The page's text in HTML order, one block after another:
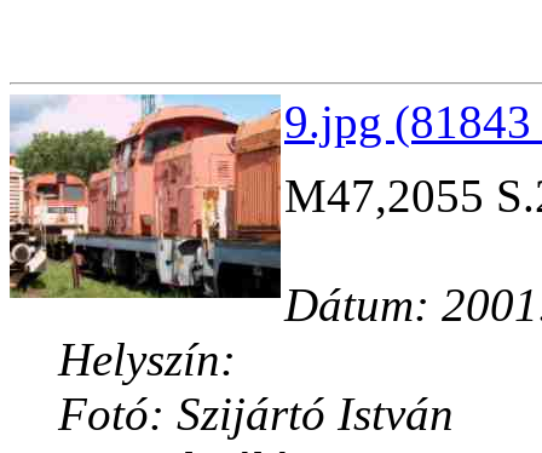
9.jpg (81843
M47,2055
Dátum:
Helyszín:
Fotó: Szijártó István